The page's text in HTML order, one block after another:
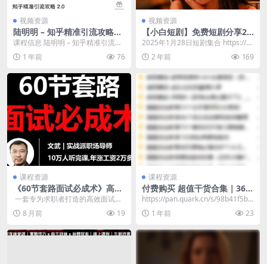
视频资源
陆明明 – 知乎精准引流攻略2.
0
课程信息 陆明明 – 知乎精准引流攻
略2.0，适合各行业，全程实操落地
演示。 课...
1 年前 76
视频资源
【小白短剧】免费短剧分享20
25年1月28日
2025年1月28日短剧集合 https://p
an.quark.cn/s/88...
2 年前 169
课程资源
《60节套路面试必成术》高命
中率答题模板+面试实战技巧
全掌握
​ 一套专为求职者打造的高效面试突
破课程，涵盖常见问题答题模板、
结构化表达技巧、...
8 月前 19
课程资源
付费购买 超值干货合集｜369
个真实商业案例+700套营销方
案+创业成功秘籍全打包
https://pan.quark.cn/s/98b41f5b8
9c6 ​ ├─...
1 年前 23